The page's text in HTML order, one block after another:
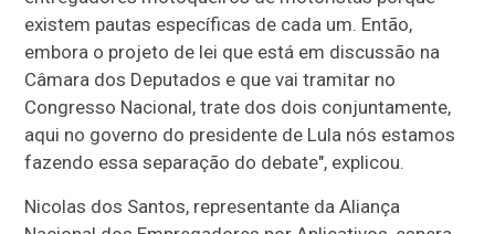
existem pautas específicas de cada um. Então,
embora o projeto de lei que está em discussão na
Câmara dos Deputados e que vai tramitar no
Congresso Nacional, trate dos dois conjuntamente,
aqui no governo do presidente de Lula nós estamos
fazendo essa separação do debate", explicou.
Nicolas dos Santos, representante da Aliança